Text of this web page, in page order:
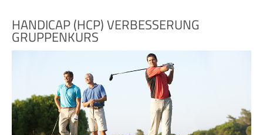
HANDICAP (HCP) VERBESSERUNG
GRUPPENKURS